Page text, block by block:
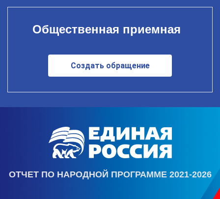
Общественная приемная
Создать обращение
ОТЧЕТ ПО НАРОДНОЙ ПРОГРАММЕ 2021-2026